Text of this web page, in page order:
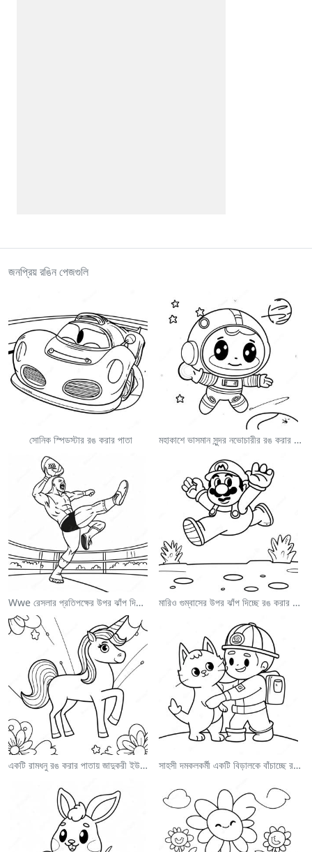
জনপ্রিয় রঙিন পেজগুলি
সোনিক স্পিডস্টার রঙ করার পাতা মহাকাশে ভাসমান সুন্দর নভোচারীর রঙ করার পাতা
Wwe রেসলার প্রতিপক্ষের উপর ঝাঁপ দিচ্ছে রঙ করার পাতা মারিও গুম্বাসের উপর ঝাঁপ দিচ্ছে রঙ করার পাতা
একটি রামধনু রঙ করার পাতায় জাদুকরী ইউনিকর্ন সাহসী দমকলকর্মী একটি বিড়ালকে বাঁচাচ্ছে রঙ করার পাতা